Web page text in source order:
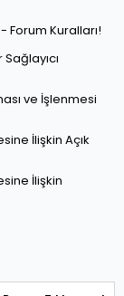
Forum Kuralları!
ve İşlenmesi
İlişkin Açık
İlişkin